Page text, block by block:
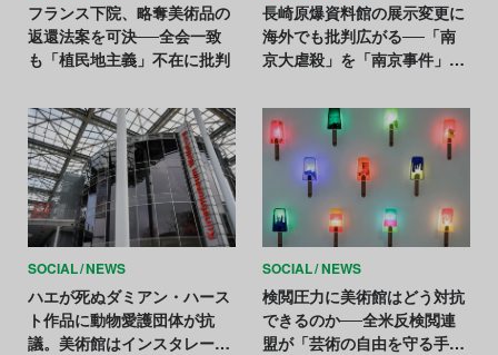
フランス下院、略奪美術品の
返還法案を可決──全会一致
も「植民地主義」不在に批判
長崎原爆資料館の展示変更に
海外でも批判広がる──「南
京大虐殺」を「南京事件」に
SOCIAL NEWS
ハエが死ぬダミアン・ハース
ト作品に動物愛護団体が抗
議。美術館はインスタレーシ
SOCIAL NEWS
検閲圧力に美術館はどう対抗
できるのか──全米反検閲連
盟が「芸術の自由を守る手引